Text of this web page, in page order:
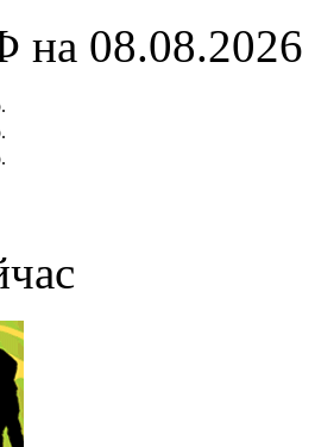
на 08.08.2026